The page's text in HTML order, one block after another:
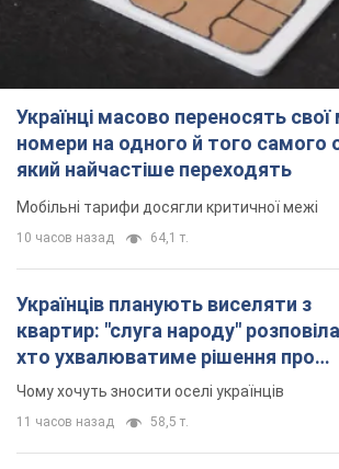
Українці масово переносять свої
номери на одного й того самого
який найчастіше переходять
Мобільні тарифи досягли критичної межі
10 часов назад 64,1 т.
Українців планують виселяти з
квартир: "слуга народу"
хто ухвалюватиме рішення про
знесення будинків
Чому хочуть зносити оселі українців
11 часов назад 58,5 т.